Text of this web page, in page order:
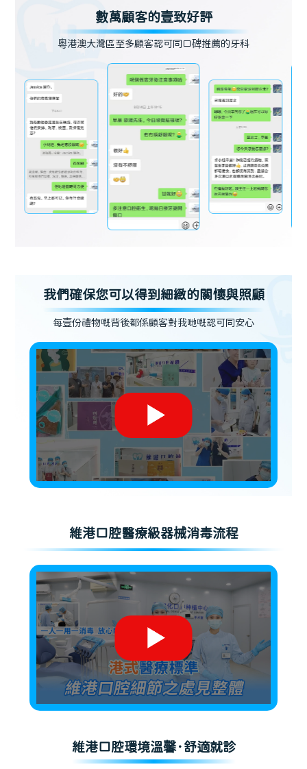
數萬顧客的壹致好評
粵港澳大灣區至多顧客認可同口碑推薦的牙科
我們確保您可以得到細緻的關懷與照顧
每壹份禮物嘅背後都係顧客對我哋嘅認可同安心
維港口腔醫療級器械消毒流程
維港口腔環境溫馨·舒適就診